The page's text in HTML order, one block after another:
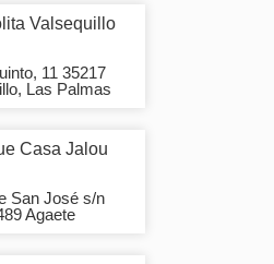
Valsequillo
11 35217
Las Palmas
Casa Jalou
San José s/n
Agaete